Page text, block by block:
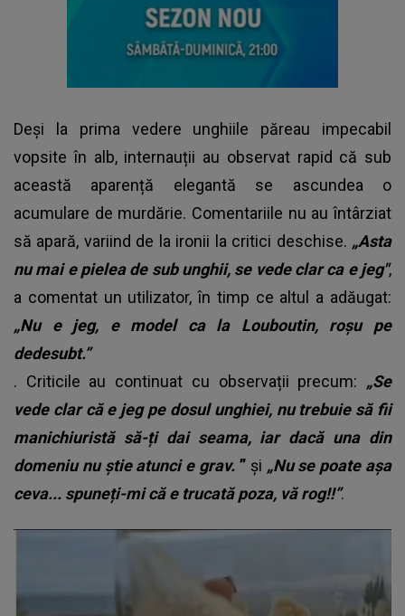
Deși la prima vedere unghiile păreau impecabil
vopsite în alb, internauții au observat rapid că sub
această aparență elegantă se ascundea o
acumulare de murdărie. Comentariile nu au întârziat
să apară, variind de la ironii la critici deschise. „Asta
nu mai e pielea de sub unghii, se vede clar ca e jeg",
a comentat un utilizator, în timp ce altul a adăugat:
„Nu e jeg, e model ca la Louboutin, roșu pe
dedesubt.”
. Criticile au continuat cu observații precum: „Se
vede clar că e jeg pe dosul unghiei, nu trebuie să fii
manichiuristă să-ți dai seama, iar dacă una din
domeniu nu știe atunci e grav. ” și „Nu se poate așa
ceva... spuneți-mi că e trucată poza, vă rog!!”.